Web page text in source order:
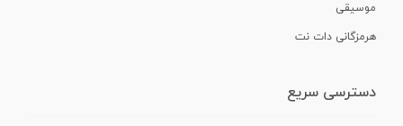
موسیقی
هرمزگانی دات نت
دسترسی سریع